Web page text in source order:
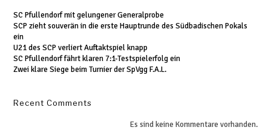
SC Pfullendorf mit gelungener Generalprobe
SCP zieht souverän in die erste Hauptrunde des Südbadischen Pokals
ein
U21 des SCP verliert Auftaktspiel knapp
SC Pfullendorf fährt klaren 7:1-Testspielerfolg ein
Zwei klare Siege beim Turnier der SpVgg F.A.L.
Recent Comments
Es sind keine Kommentare vorhanden.